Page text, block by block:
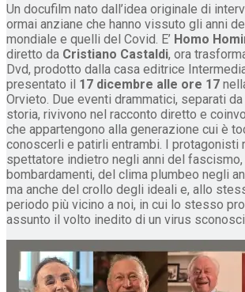
Un docufilm nato dall’idea originale di
ormai anziane che hanno vissuto gli anni
mondiale e quelli del Covid. E’ Homo
diretto da Cristiano Castaldi, ora
Dvd, prodotto dalla casa editrice
presentato il 17 dicembre alle ore 17
Orvieto. Due eventi drammatici, separati da
storia, rivivono nel racconto diretto e
che appartengono alla generazione cui è
conoscerli e patirli entrambi. I protagonisti
spettatore indietro negli anni del fascismo,
bombardamenti, del clima plumbeo negli
ma anche del crollo degli ideali e, allo
periodo più vicino a noi, in cui lo stesso
assunto il volto inedito di un virus